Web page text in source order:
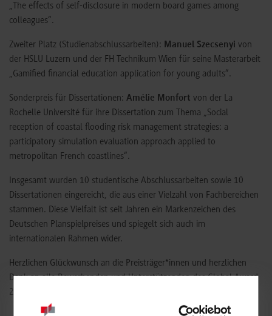
„The effects of self-disclosure in modern board games among
colleagues“.
Zweiter Platz (Studienabschlussarbeiten): Manuel Szecsenyi von
der HSLU Luzern und der FH Technikum Wien für seine Masterarbeit
„Gamified financial education application for young adults“.
Sonderpreis für Dissertationen: Amélie Monfort von der La
Rochelle Université für ihre Dissertation zum Thema „Social
reception of coastal flooding risk management strategies: a
participatory simulation evaluation approach applied to
metropolitan French coastlines“.
Insgesamt wurden 10 studentische Abschlussarbeiten sowie 10
Dissertationen eingereicht, die aus einer Vielzahl von Fachbereichen
stammen. Diese Vielfalt ist seit Jahren ein Markenzeichen des
Deutschen Planspielpreises und spiegelt sich auch im
internationalen Rahmen wider.
Herzlichen Glückwunsch an die Preisträger*innen und herzlichen
Dank an alle Bewerbenden und Unterstützenden des Global Award
2025!